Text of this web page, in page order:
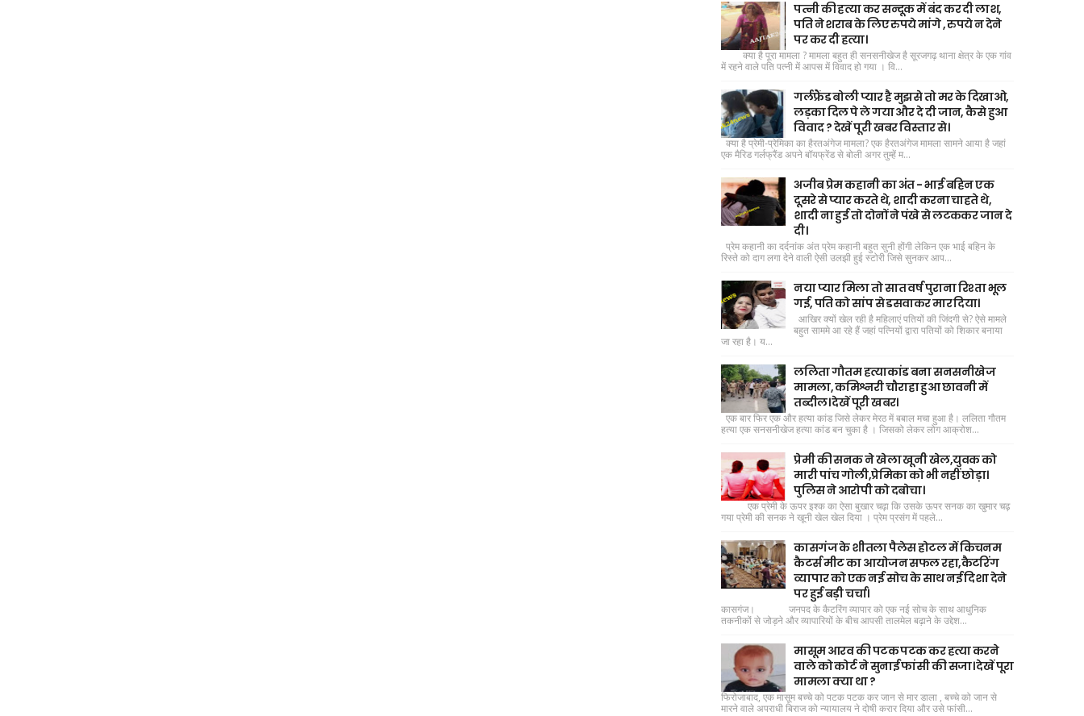
पत्नी की हत्या कर सन्दूक में बंद कर दी लाश,
पति ने शराब के लिए रुपये मांगे , रुपये न देने
पर कर दी हत्या।
क्या है पूरा मामला ? मामला बहुत ही सनसनीखेज है सूरजगढ़ थाना क्षेत्र के एक गांव
में रहने वाले पति पत्नी में आपस में विवाद हो गया । वि...
गर्लफ्रैंड बोली प्यार है मुझसे तो मर के दिखाओ,
लड़का दिल पे ले गया और दे दी जान, कैसे हुआ
विवाद ? देखें पूरी खबर विस्तार से।
क्या है प्रेमी-प्रेमिका का हैरतअंगेज मामला? एक हैरतअंगेज मामला सामने आया है जहां
एक मैरिड गर्लफ्रैंड अपने बॉयफ्रेंड से बोली अगर तुम्हें म...
अजीब प्रेम कहानी का अंत - भाई बहिन एक
दूसरे से प्यार करते थे, शादी करना चाहते थे,
शादी ना हुई तो दोनों ने पंखे से लटककर जान दे
दी।
प्रेम कहानी का दर्दनांक अंत प्रेम कहानी बहुत सुनी होंगी लेकिन एक भाई बहिन के
रिस्ते को दाग लगा देने वाली ऐसी उलझी हुई स्टोरी जिसे सुनकर आप...
नया प्यार मिला तो सात वर्ष पुराना रिश्ता भूल
गई, पति को सांप से डसवाकर मार दिया।
आखिर क्यों खेल रही है महिलाएं पतियों की जिंदगी से? ऐसे मामले
बहुत साममे आ रहे हैं जहां पत्नियों द्वारा पतियों को शिकार बनाया
जा रहा है। य...
ललिता गौतम हत्याकांड बना सनसनीखेज
मामला, कमिश्नरी चौराहा हुआ छावनी में
तब्दील। देखें पूरी खबर।
एक बार फिर एक और हत्या कांड जिसे लेकर मेरठ में बबाल मचा हुआ है। ललिता गौतम
हत्या एक सनसनीखेज हत्या कांड बन चुका है । जिसको लेकर लोग आक्रोश...
प्रेमी की सनक ने खेला खूनी खेल,युवक को
मारी पांच गोली,प्रेमिका को भी नहीं छोड़ा।
पुलिस ने आरोपी को दबोचा।
एक प्रेमी के ऊपर इश्क का ऐसा बुखार चढ़ा कि उसके ऊपर सनक का खुमार चढ़
गया प्रेमी की सनक ने खूनी खेल खेल दिया । प्रेम प्रसंग में पहले...
कासगंज के शीतला पैलेस होटल में किचनम
कैटर्स मीट का आयोजन सफल रहा,कैटरिंग
व्यापार को एक नई सोच के साथ नई दिशा देने
पर हुई बड़ी चर्चा।
कासगंज। जनपद के कैटरिंग व्यापार को एक नई सोच के साथ आधुनिक
तकनीकों से जोड़ने और व्यापारियों के बीच आपसी तालमेल बढ़ाने के उद्देश...
मासूम आरव की पटक पटक कर हत्या करने
वाले को कोर्ट ने सुनाई फांसी की सजा। देखें पूरा
मामला क्या था ?
फिरोजाबाद, एक मासूम बच्चे को पटक पटक कर जान से मार डाला , बच्चे को जान से
मारने वाले अपराधी बिराज को न्यायालय ने दोषी करार दिया और उसे फांसी...